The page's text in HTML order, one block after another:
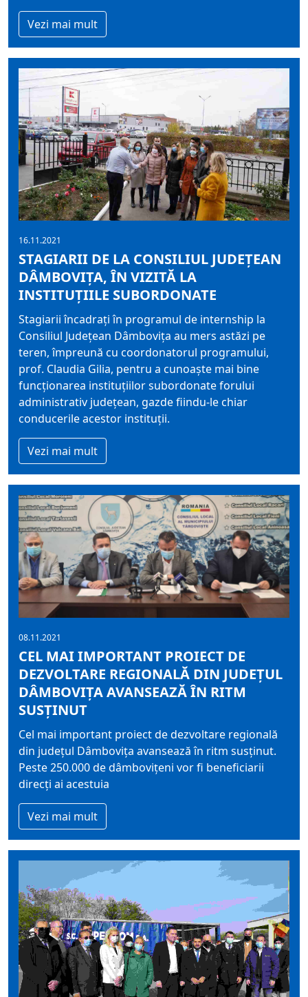
Vezi mai mult
16.11.2021
STAGIARII DE LA CONSILIUL JUDEȚEAN
DÂMBOVIȚA, ÎN VIZITĂ LA
INSTITUȚIILE SUBORDONATE
Stagiarii încadrați în programul de internship la
Consiliul Judeţean Dâmboviţa au mers astăzi pe
teren, împreună cu coordonatorul programului,
prof. Claudia Gilia, pentru a cunoaște mai bine
funcționarea instituțiilor subordonate forului
administrativ județean, gazde fiindu-le chiar
conducerile acestor instituții.
Vezi mai mult
08.11.2021
CEL MAI IMPORTANT PROIECT DE
DEZVOLTARE REGIONALĂ DIN JUDEȚUL
DÂMBOVIȚA AVANSEAZĂ ÎN RITM
SUSȚINUT
Cel mai important proiect de dezvoltare regională
din județul Dâmbovița avansează în ritm susținut.
Peste 250.000 de dâmbovițeni vor fi beneficiarii
direcți ai acestuia
Vezi mai mult